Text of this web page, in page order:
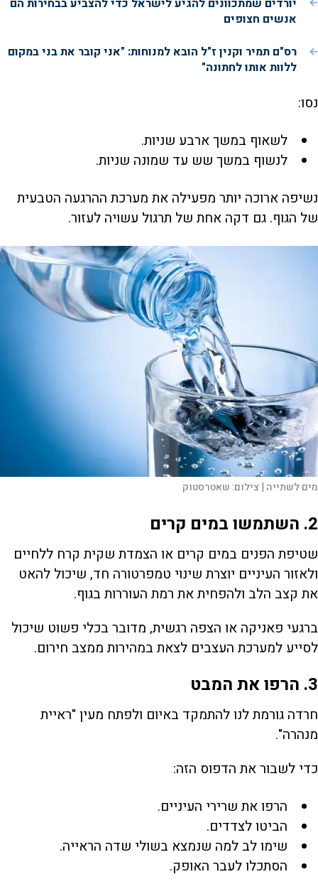
יורדים שמתכוונים להגיע לישראל כדי להצביע בבחירות הם
אנשים חצופים
רס"ם תמיר וקנין ז"ל הובא למנוחות: "אני קובר את בני במקום
ללוות אותו לחתונה"
נסו:
לשאוף במשך ארבע שניות.
לנשוף במשך שש עד שמונה שניות.
נשיפה ארוכה יותר מפעילה את מערכת ההרגעה הטבעית
של הגוף. גם דקה אחת של תרגול עשויה לעזור.
מים לשתייה | צילום:שאטרסטוק
2. השתמשו במים קרים
שטיפת הפנים במים קרים או הצמדת שקית קרח ללחיים
ולאזור העיניים יוצרת שינוי טמפרטורה חד, שיכול להאט
את קצב הלב ולהפחית את רמת העוררות בגוף.
ברגעי פאניקה או הצפה רגשית, מדובר בכלי פשוט שיכול
לסייע למערכת העצבים לצאת במהירות ממצב חירום.
3. הרפו את המבט
חרדה גורמת לנו להתמקד באיום ולפתח מעין "ראיית
מנהרה".
כדי לשבור את הדפוס הזה:
הרפו את שרירי העיניים.
הביטו לצדדים.
שימו לב למה שנמצא בשולי שדה הראייה.
הסתכלו לעבר האופק.